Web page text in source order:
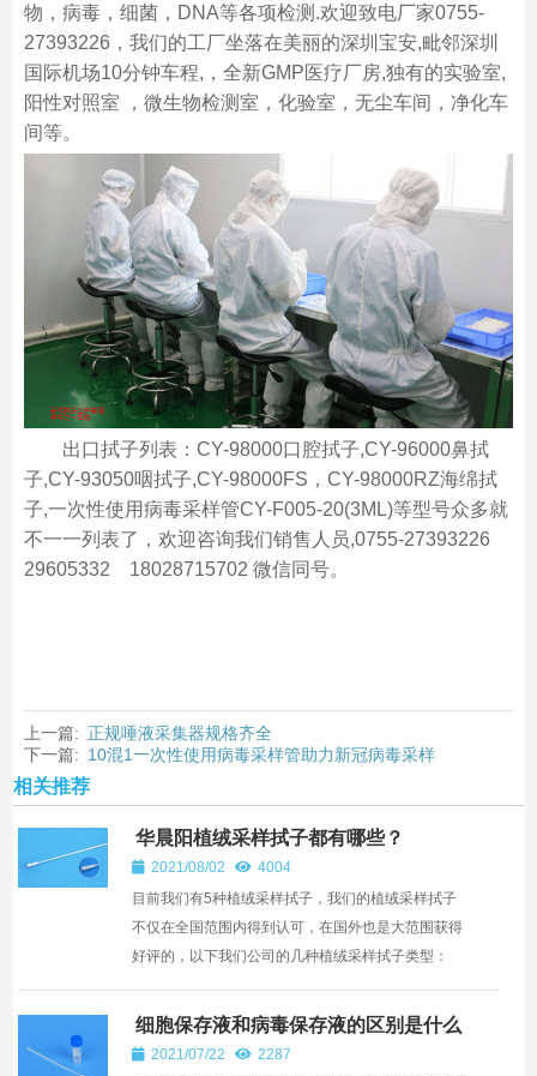
物，病毒，细菌，DNA等各项检测.欢迎致电厂家0755-
27393226，我们的工厂坐落在美丽的深圳宝安,毗邻深圳
国际机场10分钟车程,，全新GMP医疗厂房,独有的实验室,
阳性对照室 ，微生物检测室，化验室，无尘车间，净化车
间等。
出口拭子列表：CY-98000口腔拭子,CY-96000鼻拭
子,CY-93050咽拭子,CY-98000FS，CY-98000RZ海绵拭
子,一次性使用病毒采样管CY-F005-20(3ML)等型号众多就
不一一列表了，欢迎咨询我们销售人员,0755-27393226
29605332 18028715702 微信同号。
上一篇: 正规唾液采集器规格齐全
下一篇: 10混1一次性使用病毒采样管助力新冠病毒采样
相关推荐
华晨阳植绒采样拭子都有哪些？
2021/08/02
4004
目前我们有5种植绒采样拭子，我们的植绒采样拭子
不仅在全国范围内得到认可，在国外也是大范围获得
好评的，以下我们公司的几种植绒采样拭子类型：
者咽喉内感染...
细胞保存液和病毒保存液的区别是什么
2021/07/22
2287